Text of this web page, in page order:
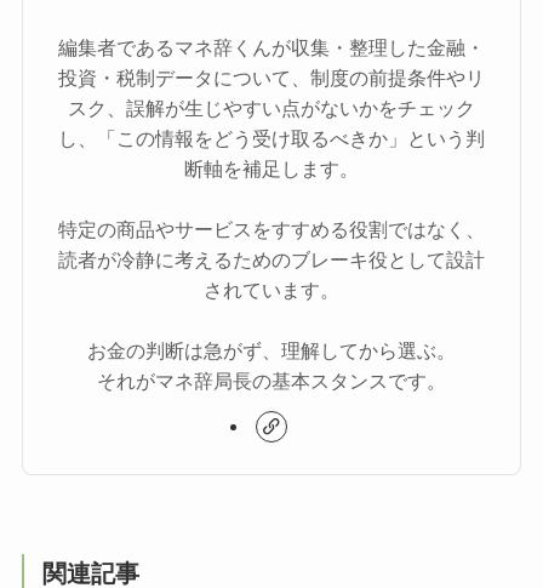
編集者であるマネ辞くんが収集・整理した金融・
投資・税制データについて、制度の前提条件やリ
スク、誤解が生じやすい点がないかをチェック
し、「この情報をどう受け取るべきか」という判
断軸を補足します。
特定の商品やサービスをすすめる役割ではなく、
読者が冷静に考えるためのブレーキ役として設計
されています。
お金の判断は急がず、理解してから選ぶ。
それがマネ辞局長の基本スタンスです。
関連記事